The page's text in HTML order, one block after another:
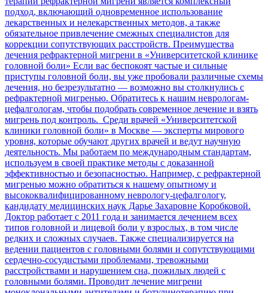
подход, включающий одновременное использование
лекарственных и нелекарственных методов, а также
обязательное привлечение смежных специалистов для
коррекции сопутствующих расстройств. Преимущества
лечения рефрактерной мигрени в «Университетской клинике
головной боли» Если вас беспокоят частые и сильные
приступы головной боли, вы уже пробовали различные схемы
лечения, но безрезультатно — возможно вы столкнулись с
рефрактерной мигренью. Обратитесь к нашим неврологам-
цефалгологам, чтобы подобрать современное лечение и взять
мигрень под контроль. Среди врачей «Университетской
клиники головной боли» в Москве — эксперты мирового
уровня, которые обучают других врачей и ведут научную
деятельность. Мы работаем по международным стандартам,
используем в своей практике методы с доказанной
эффективностью и безопасностью. Например, с рефрактерной
мигренью можно обратиться к нашему опытному и
высококвалифицированному неврологу-цефалгологу,
кандидату медицинских наук Дарье Захаровне Коробковой.
Доктор работает с 2011 года и занимается лечением всех
типов головной и лицевой боли у взрослых, в том числе
редких и сложных случаев. Также специализируется на
ведении пациентов с головными болями и сопутствующими
сердечно-сосудистыми проблемами, тревожными
расстройствами и нарушением сна, пожилых людей с
головными болями. Проводит лечение мигрени